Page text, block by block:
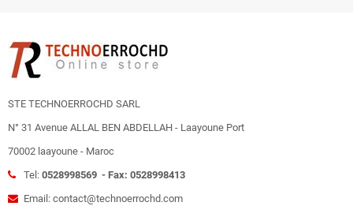
STE TECHNOERROCHD SARL
N° 31 Avenue ALLAL BEN ABDELLAH - Laayoune Port
70002 laayoune - Maroc
Tel: 0528998569 - Fax: 0528998413
Email: contact@technoerrochd.com